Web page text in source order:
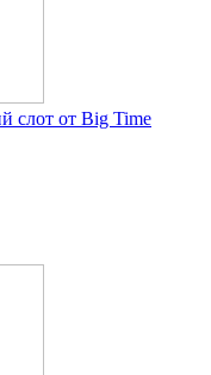
слот от Big Time